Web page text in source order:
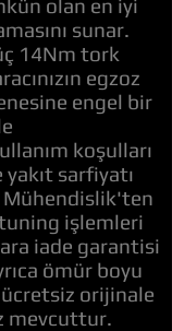
olan en iyi
sunar.
14Nm tork
egzoz
engel bir
koşulları
yakıt sarfiyatı
Mühendislik'ten
tuning işlemleri
iade garantisi
ömür boyu
orijinale
mevcuttur.